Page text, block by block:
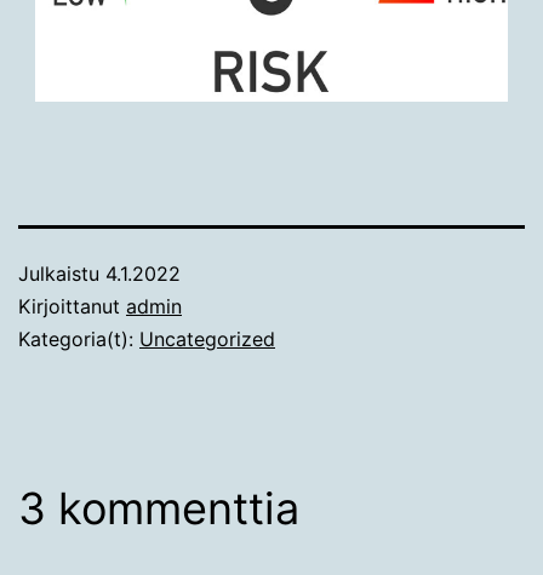
Julkaistu 4.1.2022
Kirjoittanut admin
Kategoria(t): Uncategorized
3 kommenttia